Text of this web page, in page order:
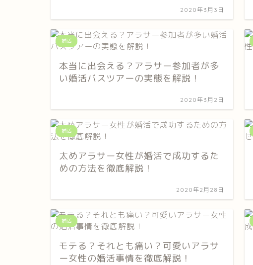
2020年3月3日
婚活
本当に出会える？アラサー参加者が多
い婚活バスツアーの実態を解説！
2020年3月2日
婚活
太めアラサー女性が婚活で成功するた
めの方法を徹底解説！
2020年2月28日
婚活
モテる？それとも痛い？可愛いアラサ
ー女性の婚活事情を徹底解説！